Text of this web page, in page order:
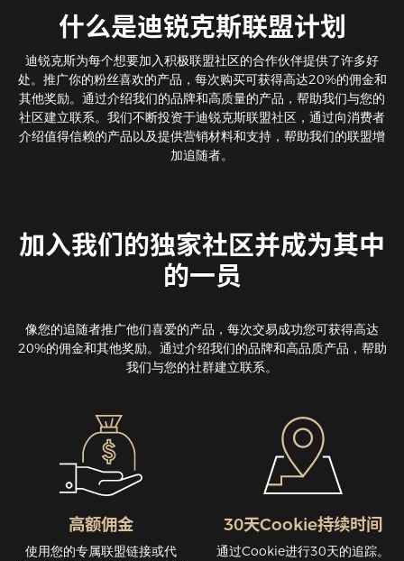
什么是迪锐克斯联盟计划
迪锐克斯为每个想要加入积极联盟社区的合作伙伴提供了许多好
处。推广你的粉丝喜欢的产品，每次购买可获得高达20%的佣金和
其他奖励。通过介绍我们的品牌和高质量的产品，帮助我们与您的
社区建立联系。我们不断投资于迪锐克斯联盟社区，通过向消费者
介绍值得信赖的产品以及提供营销材料和支持，帮助我们的联盟增
加追随者。
加入我们的独家社区并成为其中
的一员
像您的追随者推广他们喜爱的产品，每次交易成功您可获得高达
20%的佣金和其他奖励。通过介绍我们的品牌和高品质产品，帮助
我们与您的社群建立联系。
高额佣金
使用您的专属联盟链接或代
30天Cookie持续时间
通过Cookie进行30天的追踪。